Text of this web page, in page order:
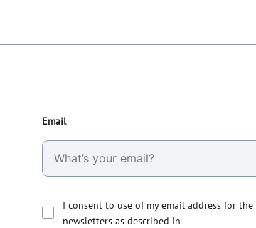
Email
I consent to use of my email address for
newsletters as described in